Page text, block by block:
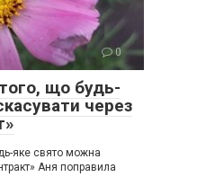
0
що будь-
через
яке свято можна
Аня поправила